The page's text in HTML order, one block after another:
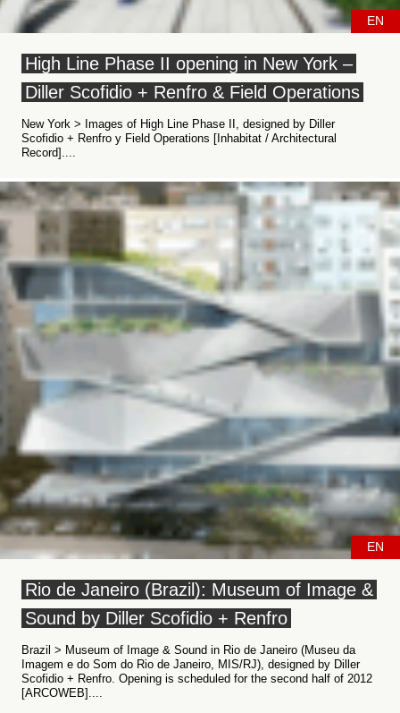
EN
High Line Phase II opening in New York –
Diller Scofidio + Renfro & Field Operations
New York > Images of High Line Phase II, designed by Diller
Scofidio + Renfro y Field Operations [Inhabitat / Architectural
Record]....
EN
Rio de Janeiro (Brazil): Museum of Image &
Sound by Diller Scofidio + Renfro
Brazil > Museum of Image & Sound in Rio de Janeiro (Museu da
Imagem e do Som do Rio de Janeiro, MIS/RJ), designed by Diller
Scofidio + Renfro. Opening is scheduled for the second half of 2012
[ARCOWEB]....